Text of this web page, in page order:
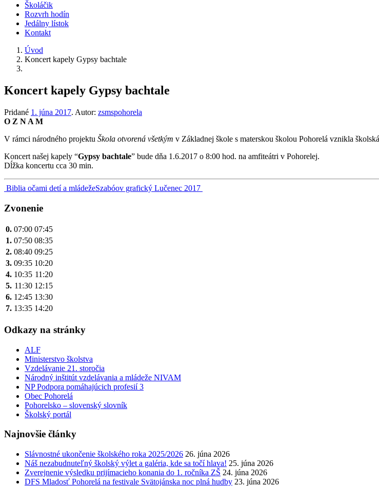
Školáčik
Rozvrh hodín
Jedálny lístok
Kontakt
Úvod
Koncert kapely Gypsy bachtale
Koncert kapely Gypsy bachtale
Pridané 1. júna 2017. Autor: zsmspohorela
O Z N A M
V rámci národného projektu Škola otvorená všetkým v Základnej škole s materskou školou Pohorelá vznikla
Koncert našej kapely “Gypsy bachtale” bude dňa 1.6.2017 o 8:00 hod. na amfiteátri v Pohorelej.
Dĺžka koncertu cca 30 min.
Navigácia
v
Biblia očami detí a mládežeSzabóov grafický Lučenec 2017
Zvonenie
0. 07:00 07:45
1. 07:50 08:35
2. 08:40 09:25
3. 09:35 10:20
4. 10:35 11:20
5. 11:30 12:15
6. 12:45 13:30
7. 13:35 14:20
Odkazy na stránky
ALF
Ministerstvo školstva
Vzdelávanie 21. storočia
Národný inštitút vzdelávania a mládeže NIVAM
NP Podpora pomáhajúcich profesií 3
Obec Pohorelá
Pohorelsko – slovenský slovník
Školský portál
Najnovšie články
Slávnostné ukončenie školského roka 2025/2026 26. júna 2026
Náš nezabudnuteľný školský výlet a galéria, kde sa točí hlava! 25. júna 2026
Zverejnenie výsledku prijímacieho konania do 1. ročníka ZŠ 24. júna 2026
DFS Mladosť Pohorelá na festivale Svätojánska noc plná hudby 23. júna 2026